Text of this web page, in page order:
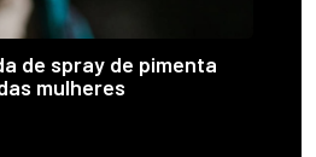
de spray de pimenta
mulheres